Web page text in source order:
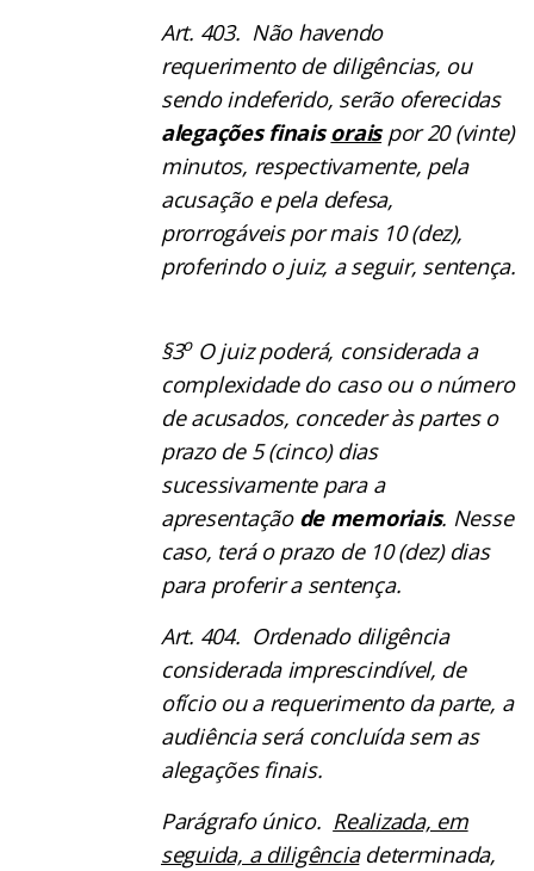
Art. 403. Não havendo
requerimento de diligências, ou
sendo indeferido, serão oferecidas
alegações finais oraispor 20 (vinte)
minutos, respectivamente, pela
acusação e pela defesa,
prorrogáveis por mais 10 (dez),
proferindo o juiz, a seguir, sentença.
§3oO juiz poderá, considerada a
complexidade do caso ou o número
de acusados, conceder às partes o
prazo de 5 (cinco) dias
sucessivamente para a
apresentação de memoriais. Nesse
caso, terá o prazo de 10 (dez) dias
para proferir a sentença.
Art. 404. Ordenado diligência
considerada imprescindível, de
ofício ou a requerimento da parte, a
audiência será concluída sem as
alegações finais.
Parágrafo único. Realizada, em
seguida, a diligênciadeterminada,